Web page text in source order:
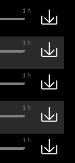
1 h
1 h
1 h
1 h
1 h